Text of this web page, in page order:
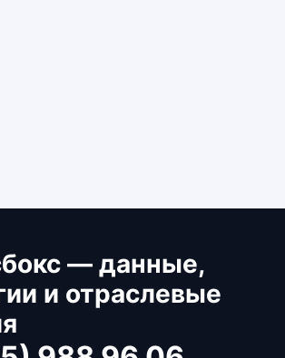
— данные,
и отраслевые